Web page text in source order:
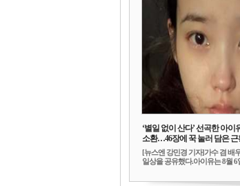
‘별일 없이 산다’ 선곡한 아이
소환…46장에 꾹 눌러 담은 근
[뉴스엔 강민경 기자]가수 겸 배
일상을 공유했다.아이유는 8월 6